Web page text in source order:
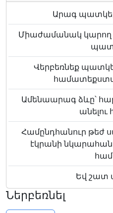
Արագ
Միաժամանակ կարող
Վերբեռնեք
Ամենաարագ ձևը՝
անելու
Համընդհանուր թեժ
էկրանի
Եվ շատ
Ներբեռնել